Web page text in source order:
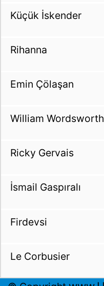
Küçük İskender
Rihanna
Emin Çölaşan
William Wordsworth
Ricky Gervais
İsmail Gaspıralı
Firdevsi
Le Corbusier